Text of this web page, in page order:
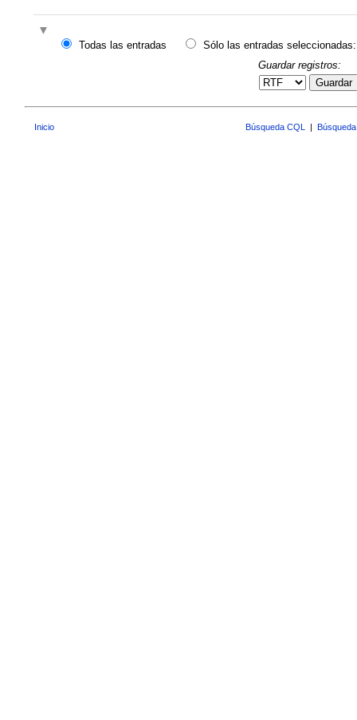
Todas las entradas
Sólo las entradas seleccionadas:
Guardar registros:
Guardar
Inicio Búsqueda CQL